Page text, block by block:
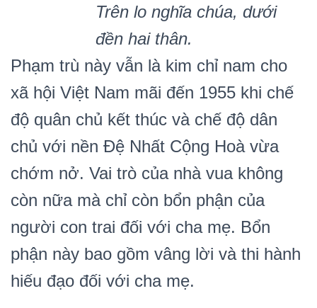
Trên lo nghĩa chúa, dưới
đền hai thân.
Phạm trù này vẫn là kim chỉ nam cho
xã hội Việt Nam mãi đến 1955 khi chế
độ quân chủ kết thúc và chế độ dân
chủ với nền Đệ Nhất Cộng Hoà vừa
chớm nở. Vai trò của nhà vua không
còn nữa mà chỉ còn bổn phận của
người con trai đối với cha mẹ. Bổn
phận này bao gồm vâng lời và thi hành
hiếu đạo đối với cha mẹ.